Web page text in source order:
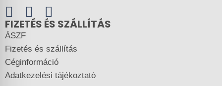
FIZETÉS ÉS SZÁLLÍTÁS
ÁSZF
Fizetés és szállítás
Céginformáció
Adatkezelési tájékoztató